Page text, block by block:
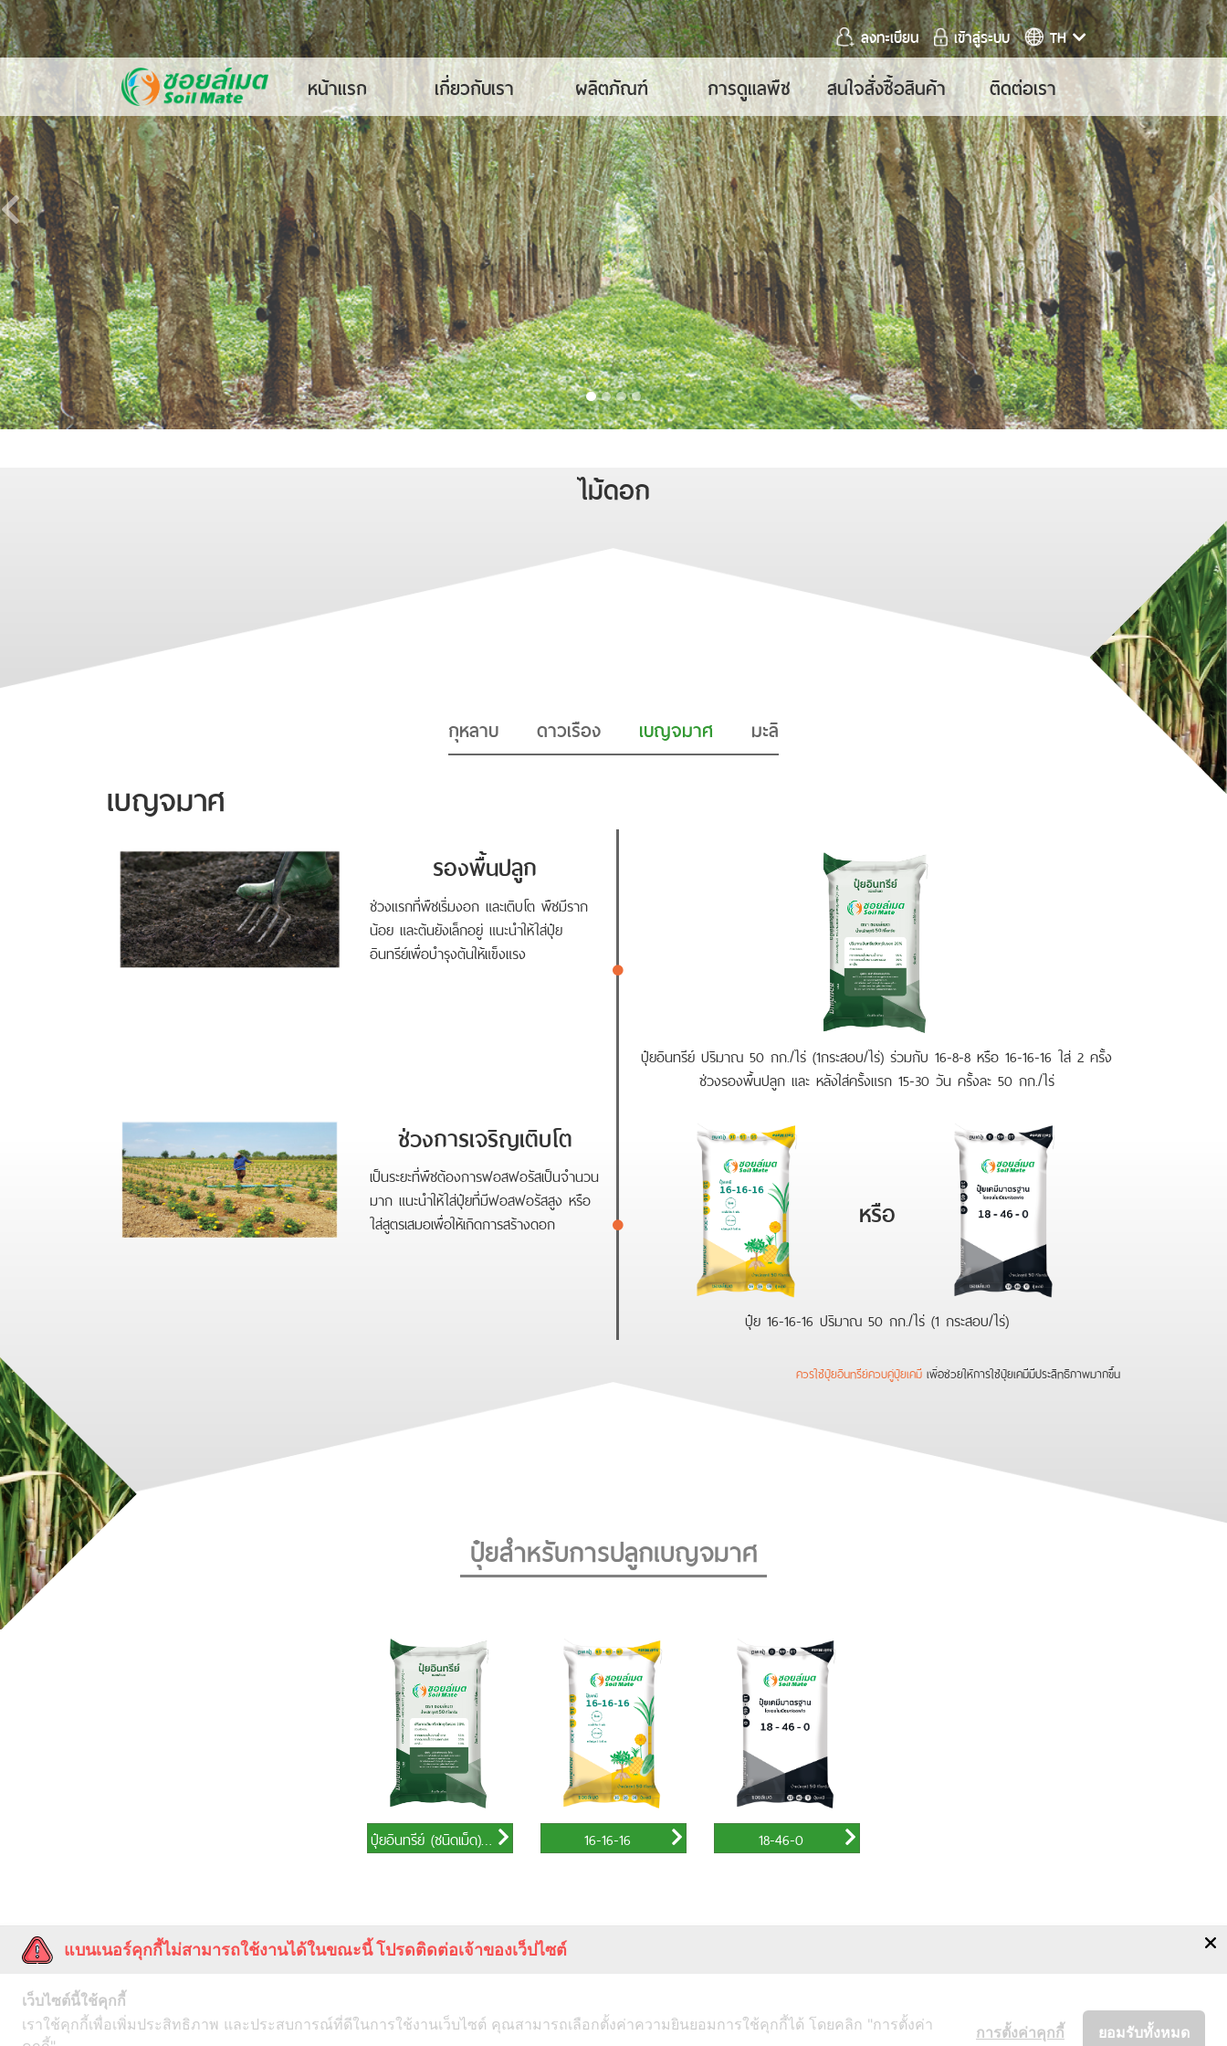
ลงทะเบียน เข้าสู่ระบบ TH
หน้าแรก เกี่ยวกับเรา ผลิตภัณฑ์ การดูแลพืช สนใจสั่งซื้อสินค้า ติดต่อเรา
Previous
ไม้ดอก
กุหลาบ ดาวเรือง เบญจมาศ มะลิ
เบญจมาศ
รองพื้นปลูก
ช่วงแรกที่พืชเริ่มงอก และเติบโต พืชมีราก
น้อย และต้นยังเล็กอยู่ แนะนำให้ใส่ปุ๋ย
อินทรีย์เพื่อบำรุงต้นให้แข็งแรง
ปุ๋ยอินทรีย์ ปริมาณ 50 กก./ไร่ (1กระสอบ/ไร่) ร่วมกับ 16-8-8 หรือ 16-16-16 ใส่ 2 ครั้ง
ช่วงรองพื้นปลูก และ หลังใส่ครั้งแรก 15-30 วัน ครั้งละ 50 กก./ไร่
ช่วงการเจริญเติบโต
เป็นระยะที่พืชต้องการฟอสฟอรัสเป็นจำนวน
มาก แนะนำให้ใส่ปุ๋ยที่มีฟอสฟอรัสสูง หรือ
ใส่สูตรเสมอเพื่อให้เกิดการสร้างดอก
หรือ
ปุ๋ย 16-16-16 ปริมาณ 50 กก./ไร่ (1 กระสอบ/ไร่)
ควรใช้ปุ๋ยอินทรีย์ควบคู่ปุ๋ยเคมี เพื่อช่วยให้การใช้ปุ๋ยเคมีมีประสิทธิภาพมากขึ้น
ปุ๋ยสำหรับการปลูกเบญจมาศ
ปุ๋ยอินทรีย์ (ชนิดเม็ด) ขนาด 50 กิโลกรัม 16-16-16 18-46-0
เลขที่ 2 อาคารเพลินจิตเซ็นเตอร์ ชั้น 3 ซ.สุขุมวิท 2 ถ.สุขุมวิท
แบนเนอร์คุกกี้ไม่สามารถใช้งานได้ในขณะนี้ โปรดติดต่อเจ้าของเว็ปไซต์
เว็บไซต์นี้ใช้คุกกี้
เราใช้คุกกี้เพื่อเพิ่มประสิทธิภาพ และประสบการณ์ที่ดีในการใช้งานเว็บไซต์ คุณสามารถเลือกตั้งค่าความยินยอมการใช้คุกกี้ได้ โดยคลิก "การตั้งค่า
ยอมรับทั้งหมด
การตั้งค่าคุกกี้